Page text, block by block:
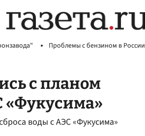
Проблемы с бензином в России
с планом
«Фукусима»
воды с АЭС «Фукусима»